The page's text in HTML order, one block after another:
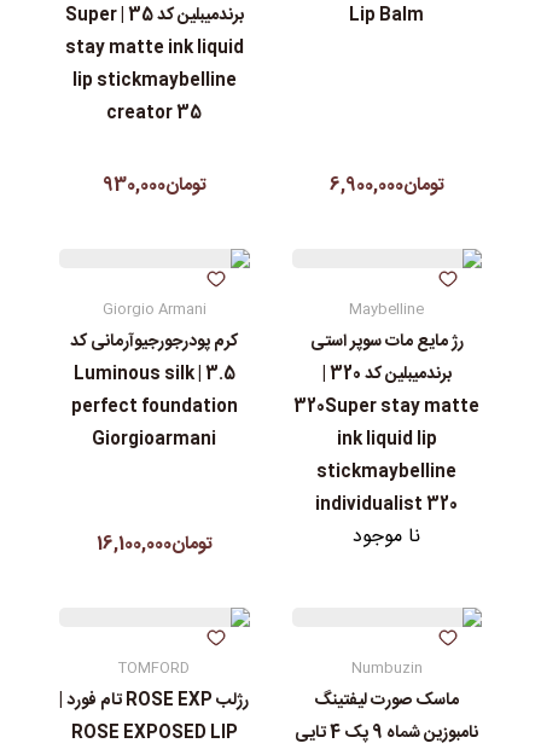
Lip Balm
تومان6,900,000
برندمیبلین کد 35 | Super
stay matte ink liquid
lip stickmaybelline
creator 35
تومان930,000
Maybelline
رژ مایع مات سوپر استی‌
برندمیبلین کد 320 |
320Super stay matte
ink liquid lip
stickmaybelline
individualist 320
نا موجود
Giorgio Armani
کرم پودرجورجیوآرمانی کد
3.5 | Luminous silk
perfect foundation
Giorgioarmani
تومان16,100,000
Numbuzin
ماسک صورت لیفتینگ
نامبوزین شماه 9 پک 4 تایی
TOMFORD
رژلب ROSE EXP تام فورد |
ROSE EXPOSED LIP